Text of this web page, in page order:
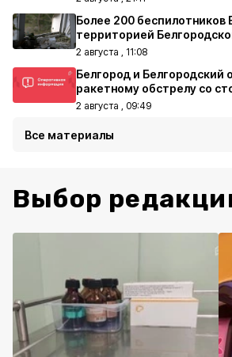
Более 200 беспилотников
территорией
2 августа , 11:08
Белгород и Белгородский
ракетному обстрелу со
2 августа , 09:49
Все материалы
Выбор